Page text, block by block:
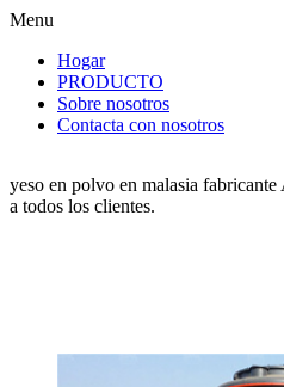
Menu
Hogar
PRODUCTO
Sobre nosotros
Contacta con nosotros
yeso en polvo en malasia
a todos los clientes.